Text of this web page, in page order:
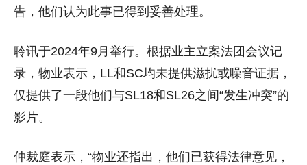
告，他们认为此事已得到妥善处理。
聆讯于2024年9月举行。根据业主立案法团会议记
录，物业表示，LL和SC均未提供滋扰或噪音证据，
仅提供了一段他们与SL18和SL26之间“发生冲突”的
影片。
仲裁庭表示，“物业还指出，他们已获得法律意见，